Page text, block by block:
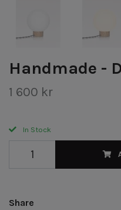
Handmade -
1 600 kr
In Stock
Share